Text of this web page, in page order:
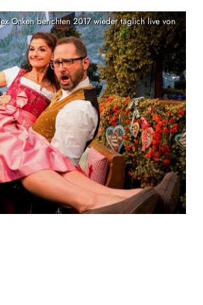
Onken berichten 2017 wieder täglich live von